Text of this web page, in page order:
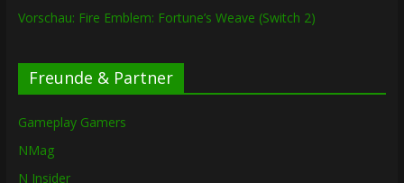
Vorschau: Fire Emblem: Fortune’s Weave (Switch 2)
Freunde & Partner
Gameplay Gamers
NMag
N Insider